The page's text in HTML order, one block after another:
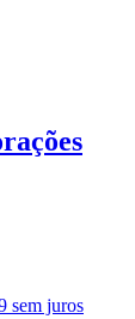
sem juros